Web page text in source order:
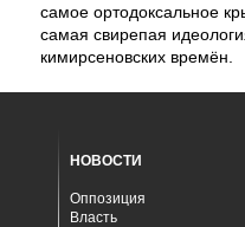
самое ортодоксальное
самая свирепая
кимирсеновских времён.
НОВОСТИ
Оппозиция
Власть